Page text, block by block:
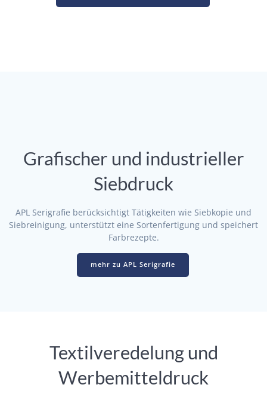
Grafischer und industrieller
Siebdruck
APL Serigrafie berücksichtigt Tätigkeiten wie Siebkopie und
Siebreinigung, unterstützt eine Sortenfertigung und speichert
Farbrezepte.
mehr zu APL Serigrafie
Textilveredelung und
Werbemitteldruck